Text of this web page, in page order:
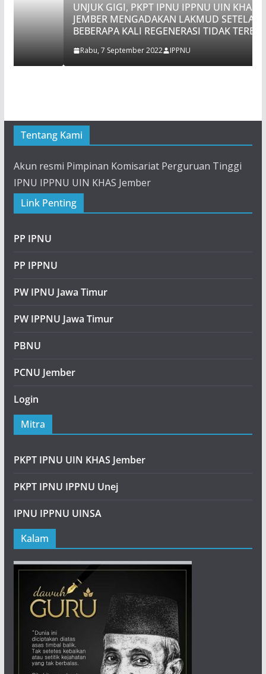
UNJUK GIGI, PKPT IPNU IPPNU UIN KHAS
JEMBER MENGADAKAN LAKMUD SETELAH
BEBERAPA KALI REGENERASI TIDAK TEREALISASI
Rabu, 7 September 2022 IPPNU
Tentang Kami
Akun resmi Pimpinan Komisariat Perguruan Tinggi
IPNU IPPNU UIN KHAS Jember
Link Penting
PP IPNU
PP IPPNU
PW IPNU Jawa Timur
PW IPPNU Jawa Timur
PBNU
PCNU Jember
Login
Mitra
PKPT IPNU UIN KHAS Jember
PKPT IPNU IPPNU Unej
IPNU IPPNU UINSA
Kalam